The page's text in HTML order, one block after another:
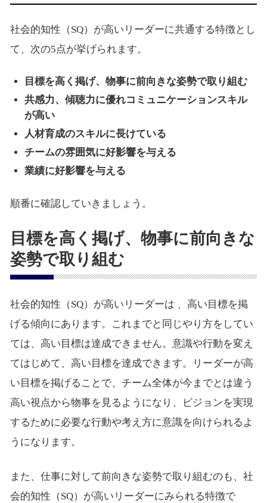
社会的知性（SQ）が高いリーダーに共通する特徴とし
て、次の5点が挙げられます。
目標を高く掲げ、物事に前向きな姿勢で取り組む
共感力、傾聴力に優れコミュニケーションスキル
が高い
人材育成のスキルに長けている
チームの雰囲気に好影響を与える
業績に好影響を与える
順番に確認していきましょう。
目標を高く掲げ、物事に前向きな
姿勢で取り組む
社会的知性（SQ）が高いリーダーは 、高い目標を掲
げる傾向にあります。これまでと同じやり方をしてい
ては、高い目標は達成できません。意識や行動を変え
てはじめて、高い目標を達成できます。リーダーが高
い目標を掲げることで、チーム全体が今までとは違う
高い視点から物事を見るようになり、ビジョンを実現
するために必要な行動や考え方に意識を向けられるよ
うになります。
また、仕事に対して前向きな姿勢で取り組むのも、社
会的知性（SQ）が高いリーダーにみられる特徴で